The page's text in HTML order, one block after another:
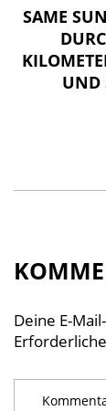
SAME
UND
Deine E-